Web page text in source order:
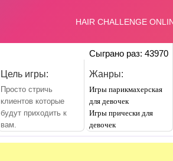
Сыграно раз: 43970
Цель игры:
Просто стричь
клиентов которые
будут приходить к
вам.
Жанры:
Игры парикмахерская
для девочек
Игры прически для
девочек